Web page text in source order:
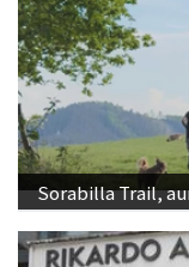
Sorabilla Trail,